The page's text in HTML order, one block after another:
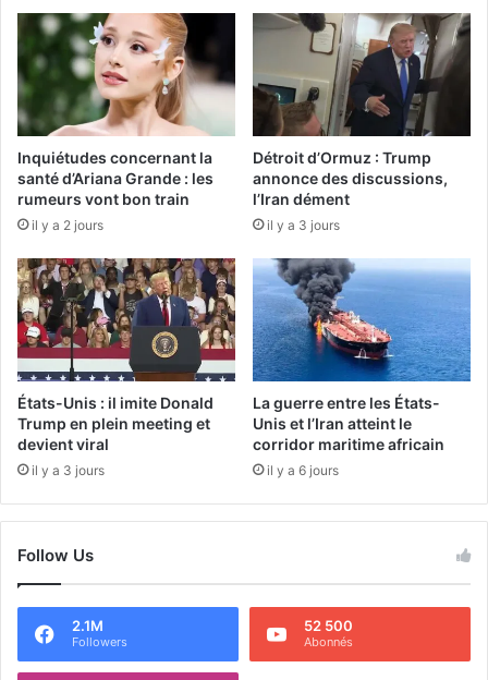
Inquiétudes concernant la
santé d’Ariana Grande : les
rumeurs vont bon train
il y a 2 jours
Détroit d’Ormuz : Trump
annonce des discussions,
l’Iran dément
il y a 3 jours
États-Unis : il imite Donald
Trump en plein meeting et
devient viral
il y a 3 jours
La guerre entre les États-
Unis et l’Iran atteint le
corridor maritime africain
il y a 6 jours
Follow Us
2.1M
Followers
52 500
Abonnés